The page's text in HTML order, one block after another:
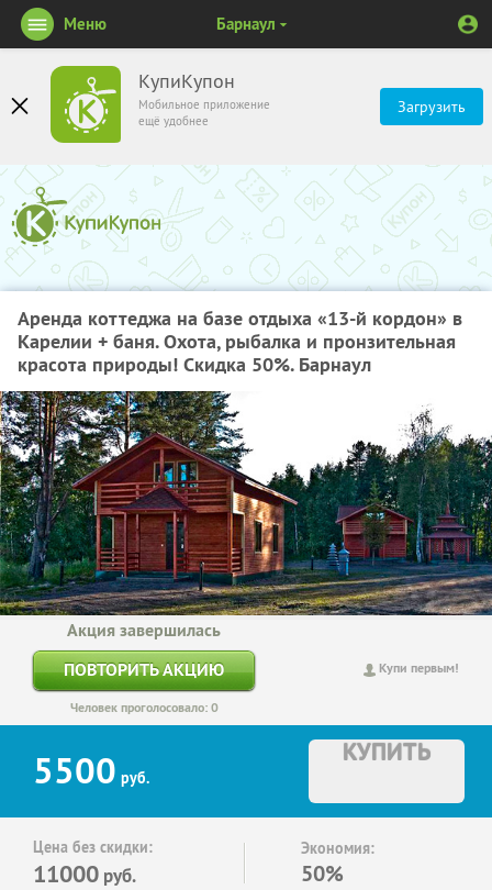
КупиКупон
Мобильное приложение
ещё удобнее
Загрузить
Меню Барнаул
Аренда коттеджа на базе отдыха «13-й кордон» в
Карелии + баня. Охота, рыбалка и пронзительная
красота природы! Скидка 50%. Барнаул
Купи первым!
Акция завершилась
ПОВТОРИТЬ АКЦИЮ
Человек проголосовало: 0
5500 руб.
КУПИТЬ
Цена без скидки:
11000 руб.
Экономия:
50%